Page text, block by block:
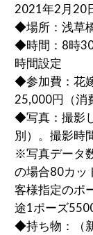
2021年2月20
◆場所： 浅草
◆時間：8時
時間設定
◆参加費：花
25,000円（消
◆写真：撮影
別）。撮影時
※写真データ
の場合80カッ
客様指定のポ
途1ポーズ
◆持ち物：（